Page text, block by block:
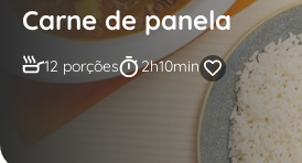
Carne de panela
12 porções 2h10min